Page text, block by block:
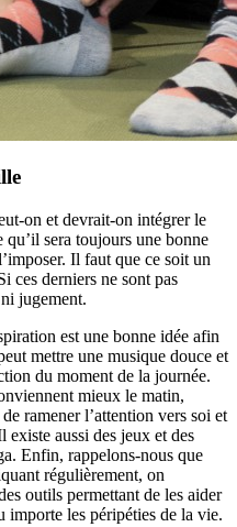
on et devrait-on intégrer le
sera toujours une bonne
Il faut que ce soit un
ces derniers ne sont pas
jugement.
est une bonne idée afin
mettre une musique douce et
du moment de la journée.
mieux le matin,
ramener l’attention vers soi et
existe aussi des jeux et des
Enfin, rappelons-nous que
régulièrement, on
outils permettant de les aider
importe les péripéties de la vie.